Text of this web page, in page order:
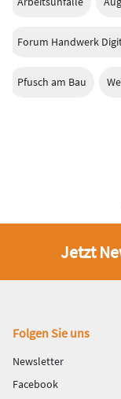
Forum Handwerk
Pfusch am Bau
Jetzt
Fußbereich
Folgen Sie uns
Newsletter
Facebook